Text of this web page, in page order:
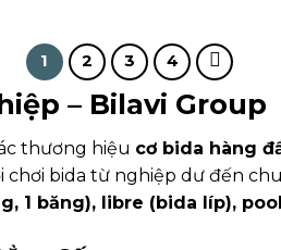
1 2 3 4
– Bilavi Group
thương hiệu cơ bida hàng
chơi bida từ nghiệp dư đến
1 băng), libre (bida líp),